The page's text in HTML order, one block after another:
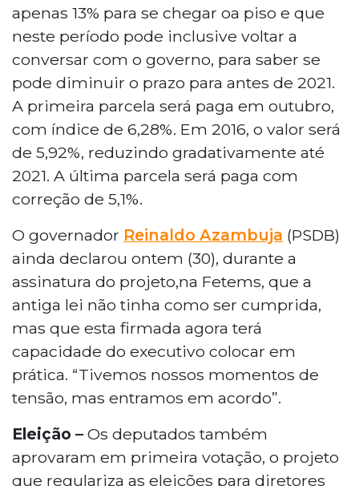
apenas 13% para se chegar oa piso e que
neste período pode inclusive voltar a
conversar com o governo, para saber se
pode diminuir o prazo para antes de 2021.
A primeira parcela será paga em outubro,
com índice de 6,28%. Em 2016, o valor será
de 5,92%, reduzindo gradativamente até
2021. A última parcela será paga com
correção de 5,1%.
O governador Reinaldo Azambuja (PSDB)
ainda declarou ontem (30), durante a
assinatura do projeto,na Fetems, que a
antiga lei não tinha como ser cumprida,
mas que esta firmada agora terá
capacidade do executivo colocar em
prática. “Tivemos nossos momentos de
tensão, mas entramos em acordo”.
Eleição – Os deputados também
aprovaram em primeira votação, o projeto
que regulariza as eleições para diretores